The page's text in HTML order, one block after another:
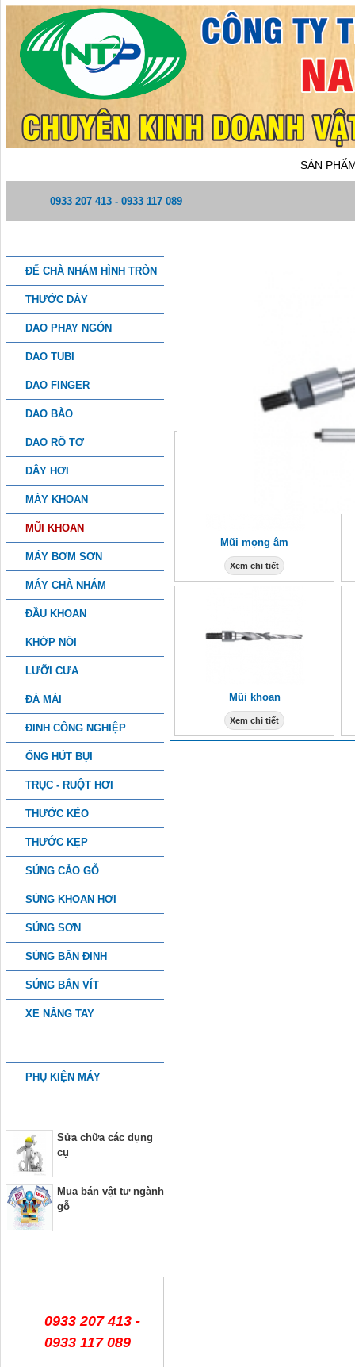
SẢN
0933 207 413 - 0933 117 089
ĐẾ CHÀ NHÁM HÌNH TRÒN
THƯỚC DÂY
DAO PHAY NGÓN
DAO TUBI
DAO FINGER
DAO BÀO
DAO RÔ TƠ
DÂY HƠI
MÁY KHOAN
MŨI KHOAN
MÁY BƠM SƠN
MÁY CHÀ NHÁM
ĐẦU KHOAN
KHỚP NỐI
LƯỠI CƯA
ĐÁ MÀI
ĐINH CÔNG NGHIỆP
ỐNG HÚT BỤI
TRỤC - RUỘT HƠI
THƯỚC KÉO
THƯỚC KẸP
SÚNG CẢO GỖ
SÚNG KHOAN HƠI
SÚNG SƠN
SÚNG BẮN ĐINH
SÚNG BẮN VÍT
XE NÂNG TAY
PHỤ KIỆN MÁY
Sửa chữa các dụng
cụ
Mua bán vật tư ngành
gỗ
0933 207 413 -
0933 117 089
SẢN PHẨM KHÁC
Mũi mọng âm
Xem chi tiết
Mũi khoan
Xem chi tiết